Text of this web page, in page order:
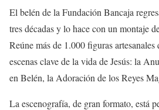
El belén de la Fundación Bancaja
tres décadas y lo hace con un montaje
Reúne más de 1.000 figuras
escenas clave de la vida de Jesús: la
en Belén, la Adoración de los Reyes
La escenografía, de gran formato, está